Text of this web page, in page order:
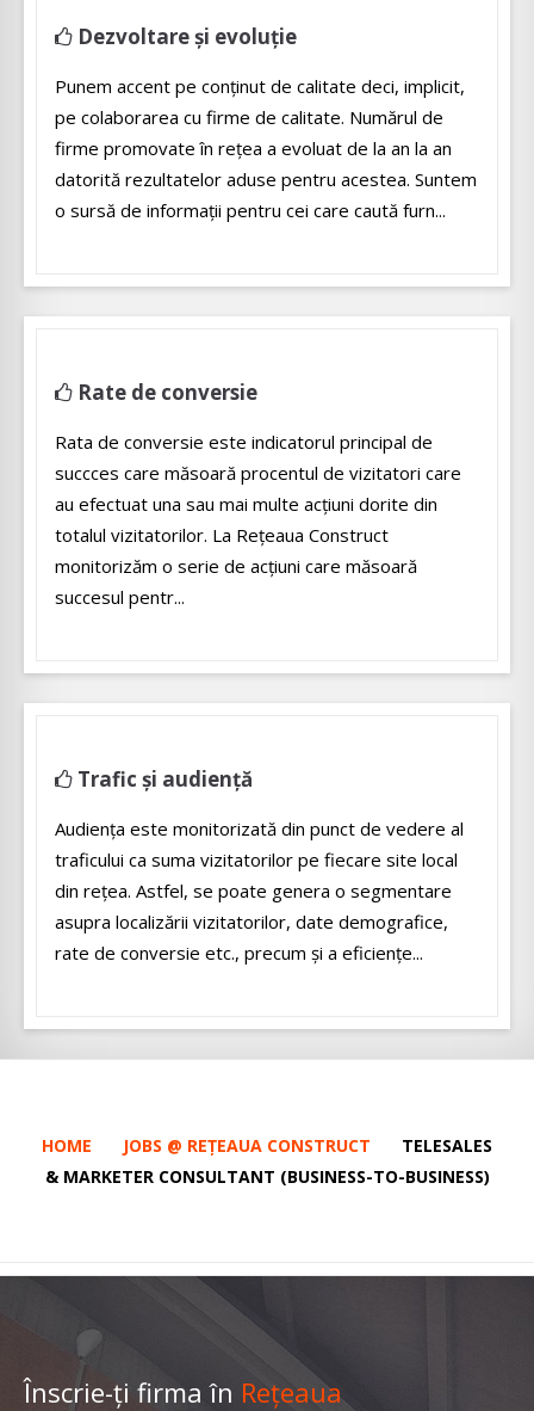
Dezvoltare și evoluție
Punem accent pe conținut de calitate deci, implicit,
pe colaborarea cu firme de calitate. Numărul de
firme promovate în rețea a evoluat de la an la an
datorită rezultatelor aduse pentru acestea. Suntem
o sursă de informații pentru cei care caută furn...
Rate de conversie
Rata de conversie este indicatorul principal de
succces care măsoară procentul de vizitatori care
au efectuat una sau mai multe acțiuni dorite din
totalul vizitatorilor. La Rețeaua Construct
monitorizăm o serie de acțiuni care măsoară
succesul pentr...
Trafic și audiență
Audiența este monitorizată din punct de vedere al
traficului ca suma vizitatorilor pe fiecare site local
din rețea. Astfel, se poate genera o segmentare
asupra localizării vizitatorilor, date demografice,
rate de conversie etc., precum și a eficiențe...
HOME JOBS @ REȚEAUA CONSTRUCT
TELESALES
& MARKETER CONSULTANT (BUSINESS-TO-BUSINESS)
Înscrie-ți firma în Rețeaua